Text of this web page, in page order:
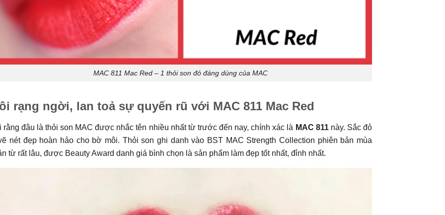
MAC 811 Mac Red – 1 thỏi son đỏ đáng dùng của MAC
rạng ngời, lan toả sự quyến rũ với MAC 811 Mac Red
rằng đâu là thỏi son MAC được nhắc tên nhiều nhất từ trước đến nay, chính xác là MAC 811 này. Sắc đỏ
nét đẹp hoàn hảo cho bờ môi. Thỏi son ghi danh vào BST MAC Strength Collection phiên bản mùa
từ rất lâu, được Beauty Award danh giá bình chọn là sản phẩm làm đẹp tốt nhất, đỉnh nhất.